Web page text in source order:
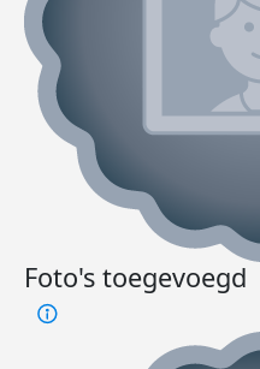
Foto's toegevoegd